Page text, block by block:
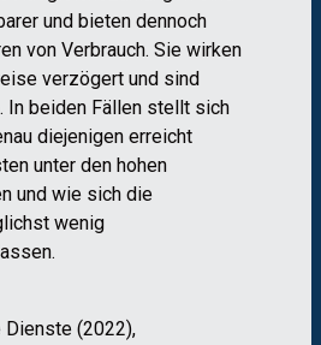
er und bieten dennoch
von Verbrauch. Sie wirken
verzögert und sind
. In beiden Fällen stellt sich
diejenigen erreicht
unter den hohen
und wie sich die
wenig
.
(2022),